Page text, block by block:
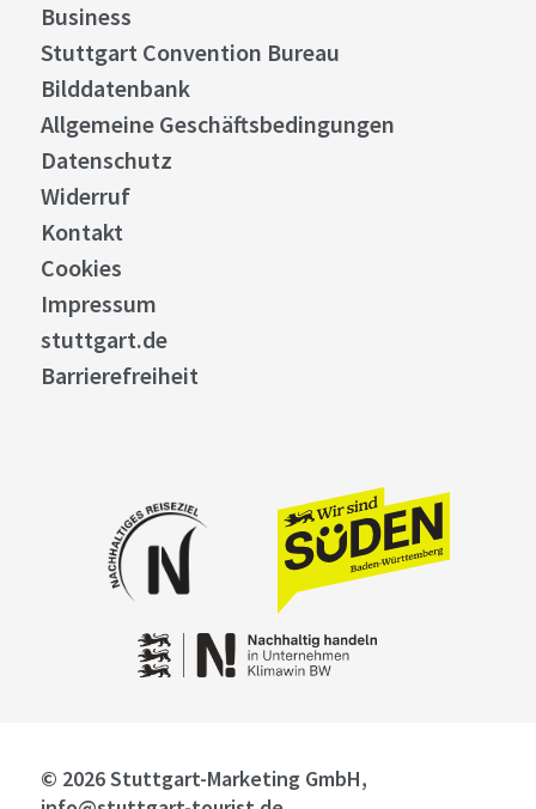
Business
Stuttgart Convention Bureau
Bilddatenbank
Allgemeine Geschäftsbedingungen
Datenschutz
Widerruf
Kontakt
Cookies
Impressum
stuttgart.de
Barrierefreiheit
© 2026 Stuttgart-Marketing GmbH,